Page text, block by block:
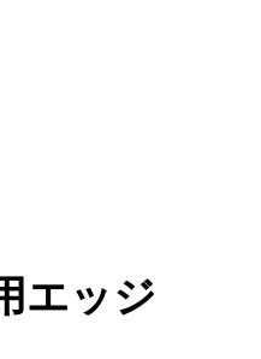
エッジ